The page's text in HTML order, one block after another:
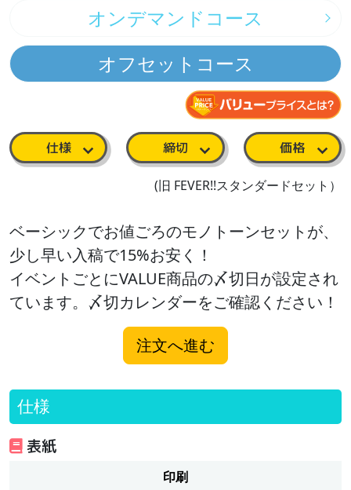
オンデマンドコース
オフセットコース
仕様 締切 価格
(旧 FEVER!!スタンダードセット）
ベーシックでお値ごろのモノトーンセットが、
少し早い入稿で15%お安く！
イベントごとにVALUE商品の〆切日が設定され
ています。〆切カレンダーをご確認ください！
注文へ進む
仕様
表紙
印刷